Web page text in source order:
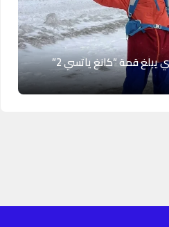
البطل المغربي يوسف التازي يبلغ قمة “كانغ ياتسي 2”